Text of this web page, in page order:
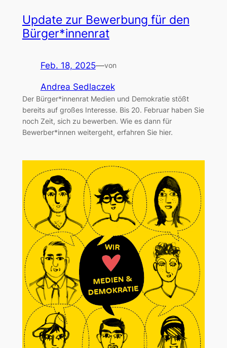
Update zur Bewerbung für den
Bürger*innenrat
Feb. 18, 2025—von
Andrea Sedlaczek
Der Bürger*innenrat Medien und Demokratie stößt
bereits auf großes Interesse. Bis 20. Februar haben Sie
noch Zeit, sich zu bewerben. Wie es dann für
Bewerber*innen weitergeht, erfahren Sie hier.